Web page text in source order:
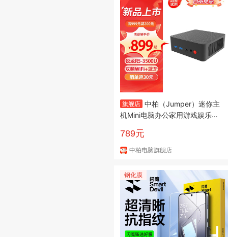
旗舰店 中柏（Jumper）迷你主
机Mini电脑办公家用游戏娱乐A
mini机箱小型主机台式机电脑 准
系统（无内存硬盘系统）
789元
中柏电脑旗舰店
钢化膜